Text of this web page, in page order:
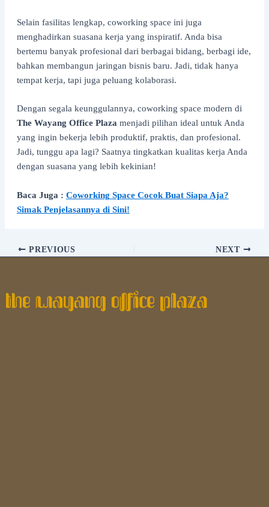
Selain fasilitas lengkap, coworking space ini juga
menghadirkan suasana kerja yang inspiratif. Anda bisa
bertemu banyak profesional dari berbagai bidang, berbagi ide,
bahkan membangun jaringan bisnis baru. Jadi, tidak hanya
tempat kerja, tapi juga peluang kolaborasi.
Dengan segala keunggulannya, coworking space modern di
The Wayang Office Plaza menjadi pilihan ideal untuk Anda
yang ingin bekerja lebih produktif, praktis, dan profesional.
Jadi, tunggu apa lagi? Saatnya tingkatkan kualitas kerja Anda
dengan suasana yang lebih kekinian!
Baca Juga : Coworking Space Cocok Buat Siapa Aja?
Simak Penjelasannya di Sini!
PREVIOUS NEXT